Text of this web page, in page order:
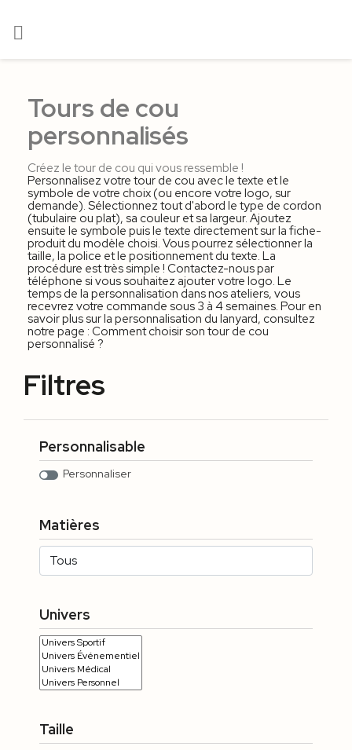

Tours de cou
personnalisés
Créez le tour de cou qui vous ressemble !
Personnalisez votre tour de cou avec le texte et le
symbole de votre choix (ou encore votre logo, sur
demande). Sélectionnez tout d'abord le type de cordon
(tubulaire ou plat), sa couleur et sa largeur. Ajoutez
ensuite le symbole puis le texte directement sur la fiche-
produit du modèle choisi. Vous pourrez sélectionner la
taille, la police et le positionnement du texte. La
procédure est très simple ! Contactez-nous par
téléphone si vous souhaitez ajouter votre logo. Le
temps de la personnalisation dans nos ateliers, vous
recevrez votre commande sous 3 à 4 semaines. Pour en
savoir plus sur la personnalisation du lanyard, consultez
notre page : Comment choisir son tour de cou
personnalisé ?
Filtres
Personnalisable
Personnaliser
Matières
Univers
Taille